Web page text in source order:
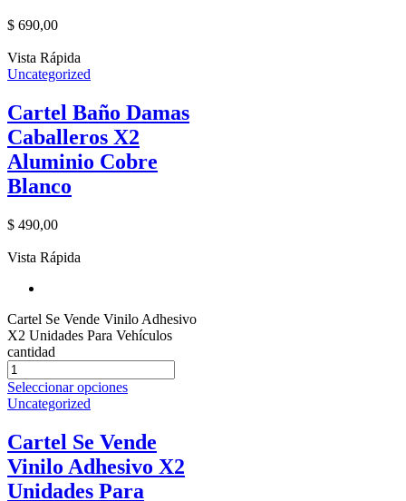
$ 690,00
Vista Rápida
Uncategorized
Cartel Baño Damas
Caballeros X2
Aluminio Cobre
Blanco
$ 490,00
Vista Rápida
Cartel Se Vende Vinilo Adhesivo
X2 Unidades Para Vehículos
cantidad
Seleccionar opciones
Uncategorized
Cartel Se Vende
Vinilo Adhesivo X2
Unidades Para